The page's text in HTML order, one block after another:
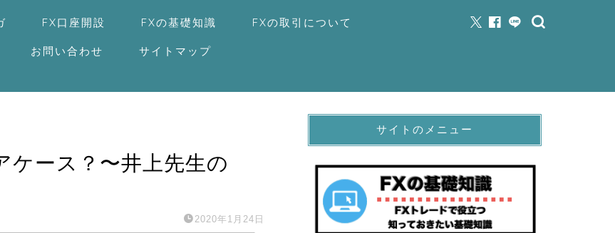
FX口座開設 FXの基礎知識 FXの取引について
お問い合わせ サイトマップ
ケース？〜井上先生の
2020年1月24日
サイトのメニュー